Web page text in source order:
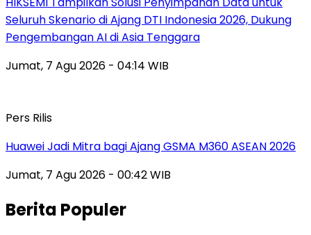
Seluruh Skenario di Ajang DTI Indonesia 2026, Dukung
Pengembangan AI di Asia Tenggara
Jumat, 7 Agu 2026 - 04:14 WIB
Pers Rilis
Huawei Jadi Mitra bagi Ajang GSMA M360 ASEAN 2026
Jumat, 7 Agu 2026 - 00:42 WIB
Berita Populer